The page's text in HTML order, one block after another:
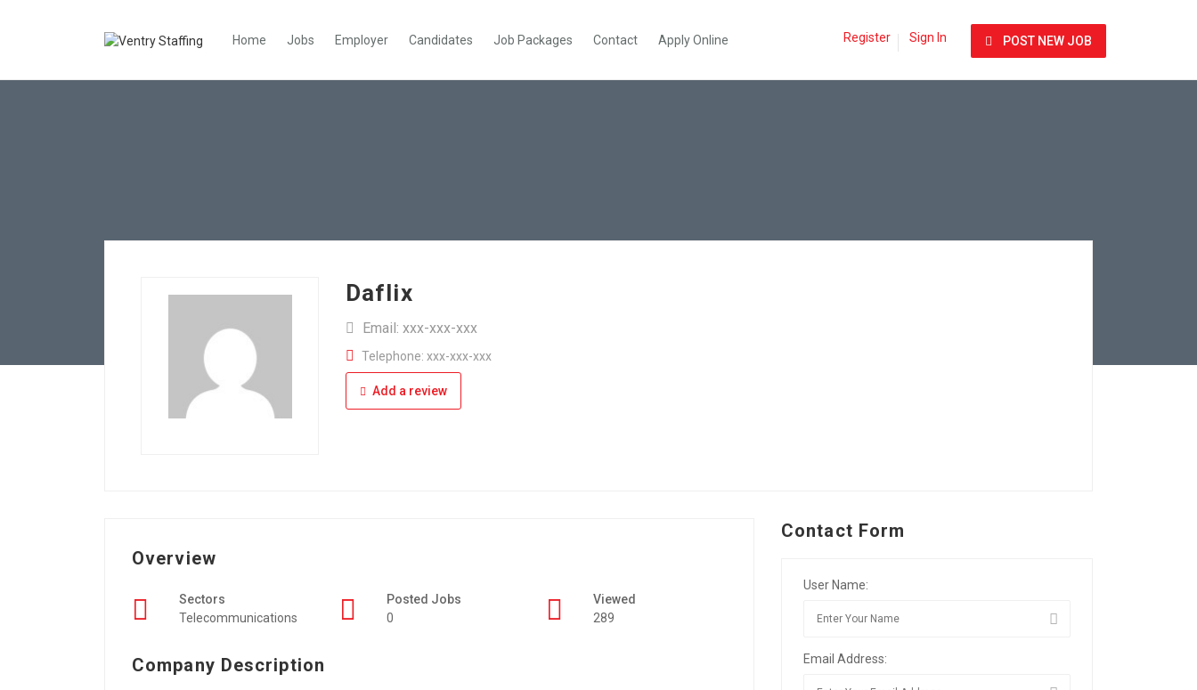
Home Jobs Employer Candidates Job Packages Contact Apply Online Register Sign In POST NEW JOB
Daflix
Email: xxx-xxx-xxx
Telephone: xxx-xxx-xxx
Add a review
Overview
Sectors
Telecommunications
Posted Jobs
0
Viewed
289
Company Description
Contact Form
User Name:
Email Address: